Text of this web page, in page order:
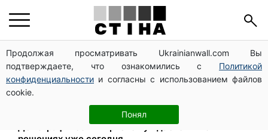
Продолжая просматривать Ukrainianwall.com Вы
подтверждаете, что ознакомились с Политикой
конфиденциальности и согласны с использованием файлов
cookie.
Понял
Работаете полный день — получайте єЯсла: ПФУ
объяснил условия помощи на ребенка 1-3 года
113 млрд грн задолжали украинцы за коммуналку:
830 тысяч производств в реестре должников
Директор ДОЗ Киева Татьяна Мостепан:
Демографический кризис нуждается в новых